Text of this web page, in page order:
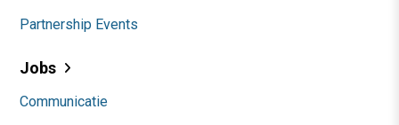
Partnership Events
Jobs
Communicatie